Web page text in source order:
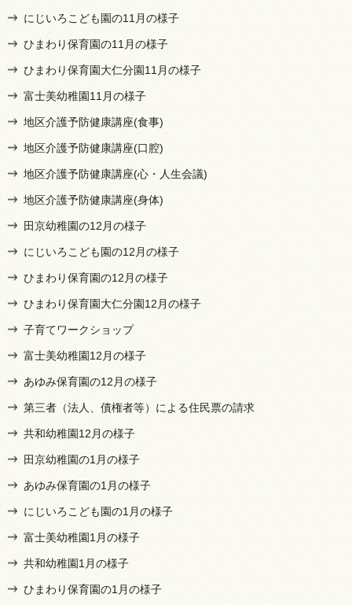
にじいろこども園の11月の様子
ひまわり保育園の11月の様子
ひまわり保育園大仁分園11月の様子
富士美幼稚園11月の様子
地区介護予防健康講座(食事)
地区介護予防健康講座(口腔)
地区介護予防健康講座(心・人生会議)
地区介護予防健康講座(身体)
田京幼稚園の12月の様子
にじいろこども園の12月の様子
ひまわり保育園の12月の様子
ひまわり保育園大仁分園12月の様子
子育てワークショップ
富士美幼稚園12月の様子
あゆみ保育園の12月の様子
第三者（法人、債権者等）による住民票の請求
共和幼稚園12月の様子
田京幼稚園の1月の様子
あゆみ保育園の1月の様子
にじいろこども園の1月の様子
富士美幼稚園1月の様子
共和幼稚園1月の様子
ひまわり保育園の1月の様子